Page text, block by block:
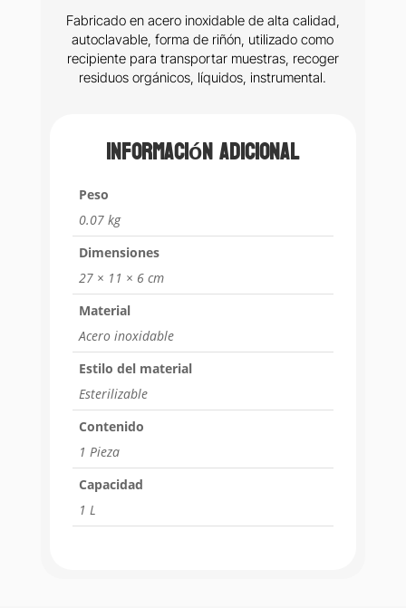
Fabricado en acero inoxidable de alta calidad,
autoclavable, forma de riñón, utilizado como
recipiente para transportar muestras, recoger
residuos orgánicos, líquidos, instrumental.
Información adicional
Peso
0.07 kg
Dimensiones
27 × 11 × 6 cm
Material
Acero inoxidable
Estilo del material
Esterilizable
Contenido
1 Pieza
Capacidad
1 L